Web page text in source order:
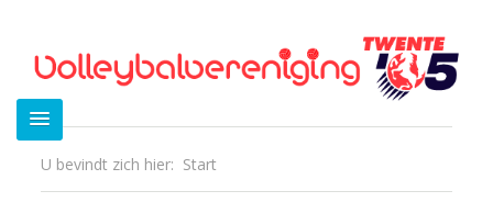
U bevindt zich hier: Start